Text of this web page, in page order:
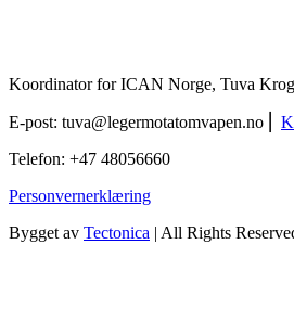
Koordinator for ICAN Norge, Tuva
E-post: tuva@legermotatomvapen.no
Telefon: +47 48056660
Personvernerklæring
Bygget av Tectonica | All Rights